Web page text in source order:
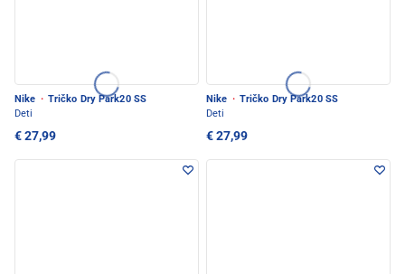
Nike · Tričko Dry Park20 SS
Deti
€ 27,99
Nike · Tričko Dry Park20 SS
Deti
€ 27,99